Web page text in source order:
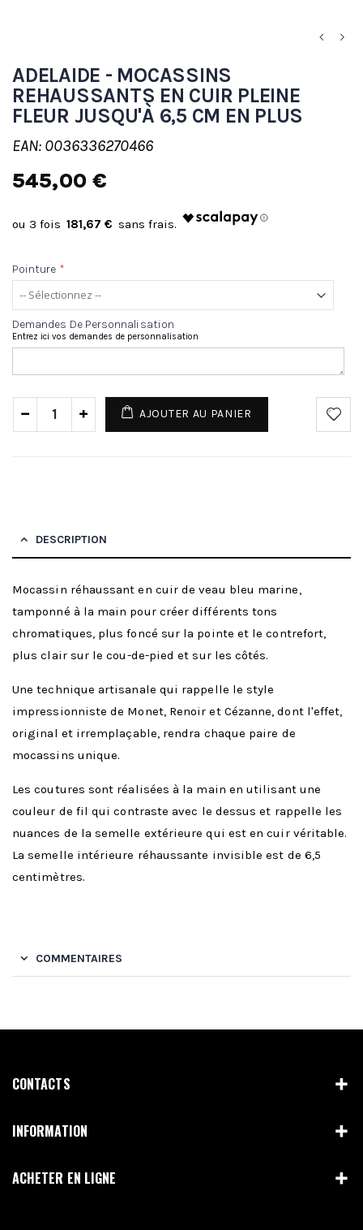
ADELAIDE - MOCASSINS
REHAUSSANTS EN CUIR PLEINE
FLEUR JUSQU'À 6,5 CM EN PLUS
EAN: 0036336270466
545,00 €
181,67 €
Pointure *
Demandes De Personnalisation
Entrez ici vos demandes de personnalisation
AJOUTER AU PANIER
DESCRIPTION
Mocassin réhaussant en cuir de veau bleu marine,
tamponné à la main pour créer différents tons
chromatiques, plus foncé sur la pointe et le contrefort,
plus clair sur le cou-de-pied et sur les côtés.
Une technique artisanale qui rappelle le style
impressionniste de Monet, Renoir et Cézanne, dont l'effet,
original et irremplaçable, rendra chaque paire de
mocassins unique.
Les coutures sont réalisées à la main en utilisant une
couleur de fil qui contraste avec le dessus et rappelle les
nuances de la semelle extérieure qui est en cuir véritable.
La semelle intérieure réhaussante invisible est de 6,5
centimètres.
COMMENTAIRES
CONTACTS
INFORMATION
ACHETER EN LIGNE